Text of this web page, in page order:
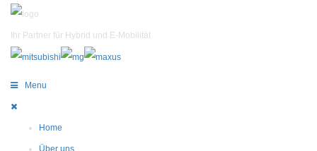
Ihr Partner für Hybrid und E-Mobilität
Menu
Home
Über uns